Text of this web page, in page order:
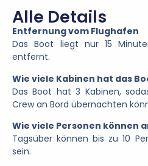
Alle Details
Entfernung vom Flughafen
Das Boot liegt nur 15
entfernt.
Wie viele Kabinen hat das
Das Boot hat 3 Kabinen,
Crew an Bord übernachten
Wie viele Personen können
Tagsüber können bis zu 10
sein.